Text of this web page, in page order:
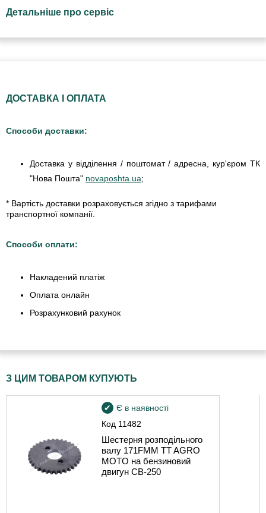
Детальніше про сервіс
ДОСТАВКА І ОПЛАТА
Способи доставки:
Доставка у відділення / поштомат / адресна, кур'єром ТК
"Нова Пошта" novaposhta.ua;
* Вартість доставки розраховується згідно з тарифами
транспортної компанії.
Способи оплати:
Накладений платіж
Оплата онлайн
Розрахунковий рахунок
З ЦИМ ТОВАРОМ КУПУЮТЬ
Код 11482
Є в наявності
Шестерня розподільного
валу 171FMM TT AGRO
MOTO на бензиновий
двигун CB-250